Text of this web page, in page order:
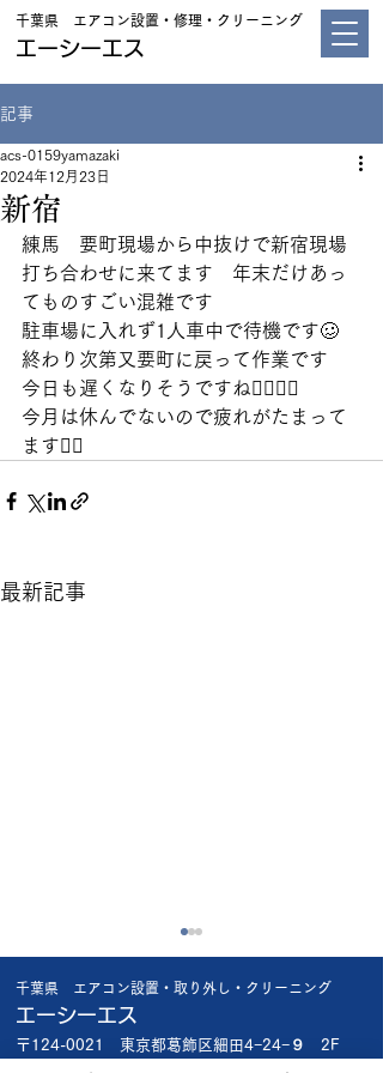
千葉県 エアコン設置・修理・クリーニング
エーシーエス
記事
新宿
acs-0159yamazaki
2024年12月23日
練馬　要町現場から中抜けで新宿現場
打ち合わせに来てます　年末だけあっ
てものすごい混雑です
駐車場に入れず1人車中で待機です🥴
終わり次第又要町に戻って作業です
今日も遅くなりそうですね😮‍💨😮‍💨
今月は休んでないので疲れがたまって
ます😵‍💫
最新記事
猛暑日に比べれば
楽ですが🥴 やっぱり暑い🥵
お盆が近いので緊急依頼が多
千葉県 エアコン設置・取り外し・クリーニング
エーシーエス
〒124-0021 東京都葛飾区細田4−24−９ 2F